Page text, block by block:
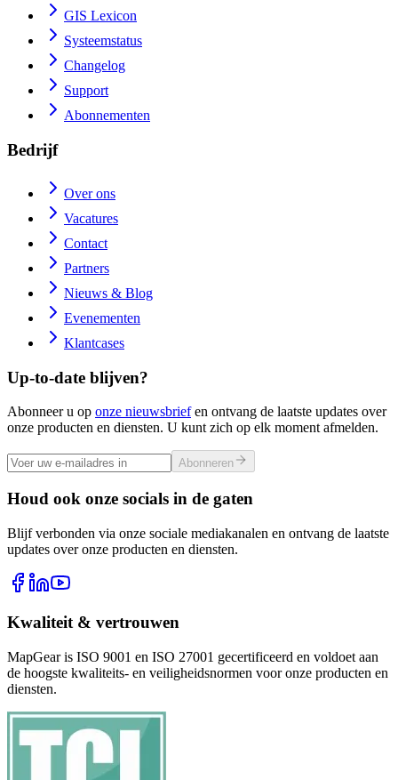
GIS Lexicon
Systeemstatus
Changelog
Support
Abonnementen
Bedrijf
Over ons
Vacatures
Contact
Partners
Nieuws & Blog
Evenementen
Klantcases
Up-to-date blijven?
Abonneer u op onze nieuwsbriefen ontvang de laatste updates over
onze producten en diensten. U kunt zich op elk moment afmelden.
Abonneren
Houd ook onze socials in de gaten
Blijf verbonden via onze sociale mediakanalen en ontvang de laatste
updates over onze producten en diensten.
Kwaliteit & vertrouwen
MapGear is ISO 9001 en ISO 27001 gecertificeerd en voldoet aan
de hoogste kwaliteits- en veiligheidsnormen voor onze producten en
diensten.